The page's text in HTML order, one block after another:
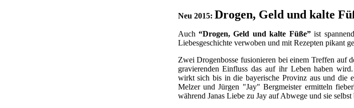
Neu 2015: Drogen, Geld und kalte
Auch “Drogen, Geld und kalte Füße”ist
Liebesgeschichte verwoben und mit Rezepten pikant
Zwei Drogenbosse fusionieren bei einem Treffen auf
gravierenden Einfluss das auf ihr Leben haben
wirkt sich bis in die bayerische Provinz aus und die
Melzer und Jürgen "Jay" Bergmeister ermitteln
während Janas Liebe zu Jay auf Abwege und sie